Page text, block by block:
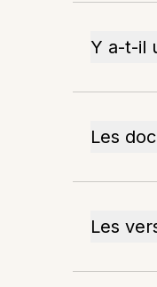
Y a-t-il
Les
Les